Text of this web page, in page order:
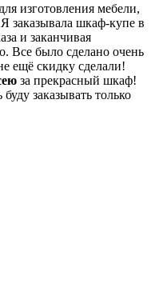
изготовления мебели,
заказывала шкаф-купе в
и заканчивая
Все было сделано очень
ещё скидку сделали!
за прекрасный шкаф!
заказывать только